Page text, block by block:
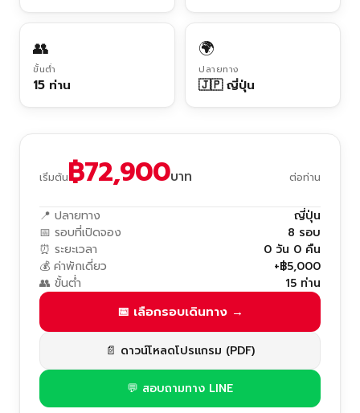
👥
ขั้นต่ำ
15 ท่าน
🌍
ปลายทาง
🇯🇵 ญี่ปุ่น
เริ่มต้น฿72,900บาท ต่อท่าน
📍 ปลายทาง
ญี่ปุ่น
📅 รอบที่เปิดจอง
8 รอบ
⏰ ระยะเวลา
0 วัน 0 คืน
💰 ค่าพักเดี่ยว
+฿5,000
👥 ขั้นต่ำ
15 ท่าน
📅 เลือกรอบเดินทาง →
📄 ดาวน์โหลดโปรแกรม (PDF)
💬 สอบถามทาง LINE